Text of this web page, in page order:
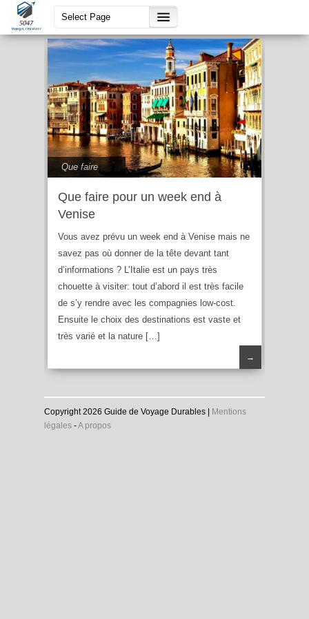
italie
Que faire
Que faire pour un week end à
Venise
Vous avez prévu un week end à Venise mais ne
savez pas où donner de la tête devant tant
d’informations ? L’Italie est un pays très
chouette à visiter: tout d’abord il est très facile
de s’y rendre avec les compagnies low-cost.
Ensuite le choix des destinations est vaste et
très varié et la nature […]
→
Copyright 2026 Guide de Voyage Durables | Mentions
légales -A propos